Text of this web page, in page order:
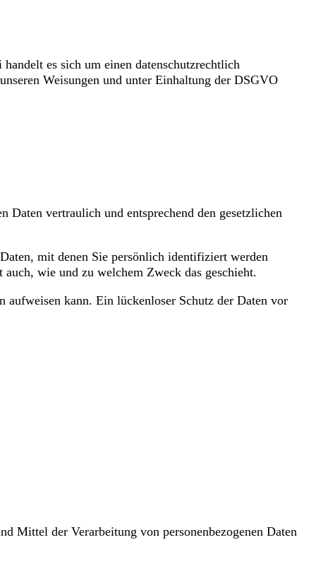
es sich um einen datenschutzrechtlich
Weisungen und unter Einhaltung der DSGVO
Daten vertraulich und entsprechend den gesetzlichen
mit denen Sie persönlich identifiziert werden
wie und zu welchem Zweck das geschieht.
kann. Ein lückenloser Schutz der Daten vor
Mittel der Verarbeitung von personenbezogenen Daten